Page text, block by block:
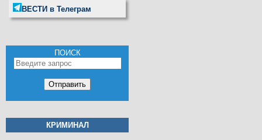
ВЕСТИ в Телеграм
ПОИСК
КРИМИНАЛ